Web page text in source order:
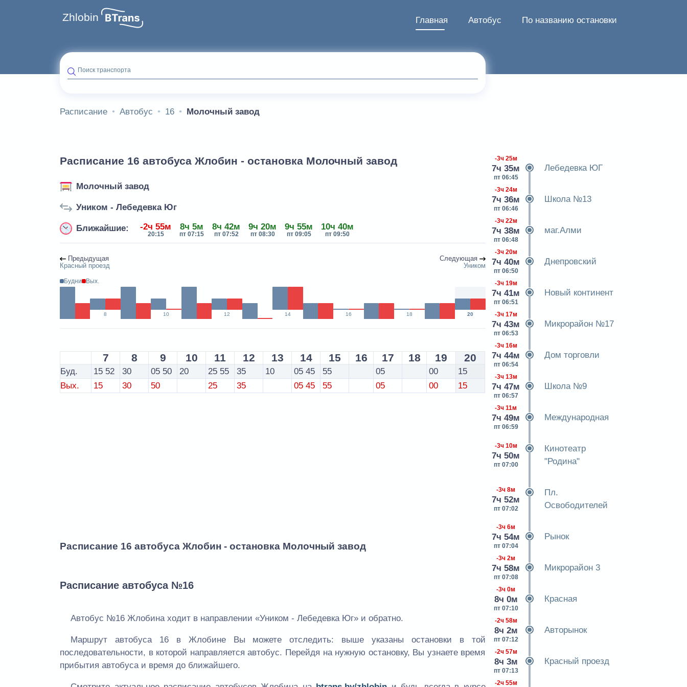
Zhlobin Главная Автобус По названию остановки
Поиск транспорта
Расписание Автобус 16 Молочный завод
Расписание 16 автобуса Жлобин - остановка Молочный завод
Молочный завод
Уником - Лебедевка Юг
Ближайшие: -2ч 55м
20:15
8ч 5м
пт 07:15
8ч 42м
пт 07:52
9ч 20м
пт 08:30
9ч 55м
пт 09:05
10ч 40м
пт 09:50
Предыдущая
Красный проезд
Следующая
Уником
Будни Вых.
8 10 12 14 16 18 20
7 8 9 10 11 12 13 14 15 16 17 18 19 20
Буд. 15 52 30 05 50 20 25 55 35 10 05 45 55 05 00
15
Вых.
15 30 50 25 35 05 45 55 05 00 15
Расписание 16 автобуса Жлобин - остановка Молочный завод
Расписание автобуса №16
Автобус №16 Жлобина ходит в направлении «Уником - Лебедевка Юг» и обратно.
Маршрут автобуса 16 в Жлобине Вы можете отследить: выше указаны остановки в той
последовательности, в которой направляется автобус. Перейдя на нужную остановку, Вы узнаете время
прибытия автобуса и время до ближайшего.
-3ч 25м
7ч 35м
пт 06:45
Лебедевка ЮГ
-3ч 24м
7ч 36м
пт 06:46
Школа №13
-3ч 22м
7ч 38м
пт 06:48
маг.Алми
-3ч 20м
7ч 40м
пт 06:50
Днепровский
-3ч 19м
7ч 41м
пт 06:51
Новый континент
-3ч 17м
7ч 43м
пт 06:53
Микрорайон №17
-3ч 16м
7ч 44м
пт 06:54
Дом торговли
-3ч 13м
7ч 47м
пт 06:57
Школа №9
-3ч 11м
7ч 49м
пт 06:59
Международная
-3ч 10м
7ч 50м
пт 07:00
Кинотеатр
"Родина"
-3ч 8м
7ч 52м
пт 07:02
Пл.
Освободителей
-3ч 6м
7ч 54м
пт 07:04
Рынок
-3ч 2м
7ч 58м
пт 07:08
Микрорайон 3
-3ч 0м
8ч 0м
пт 07:10
Красная
-2ч 58м
8ч 2м
пт 07:12
Авторынок
-2ч 57м
8ч 3м
пт 07:13
Красный проезд
-2ч 55м